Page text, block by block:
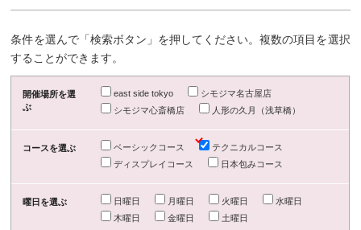
条件を選んで「検索ボタン」を押してください。複数の項目を選択
することができます。
開催場所を選
ぶ
east side tokyo
シモジマ名古屋店
シモジマ心斎橋店
人形の久月（浅草橋）
コースを選ぶ ベーシックコース
テクニカルコース
ディスプレイコース
日本包みコース
曜日を選ぶ 日曜日 月曜日 火曜日
水曜日
木曜日
金曜日 土曜日